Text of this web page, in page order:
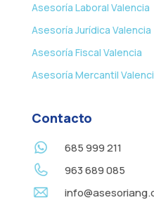
Asesoría Laboral Valencia
Asesoría Jurídica Valencia
Asesoría Fiscal Valencia
Asesoría Mercantil
Contacto
685 999 211
963 689 085